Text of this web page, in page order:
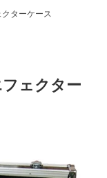
ターケース
ェクター